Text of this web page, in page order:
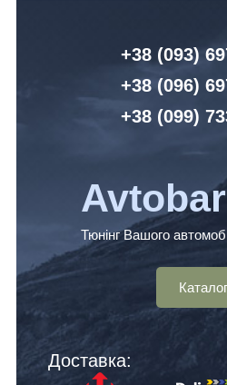
+38 (093) 6
+38 (096) 6
+38 (099) 7
Avtobar
Тюнінг Вашого
Каталог
Доставка: